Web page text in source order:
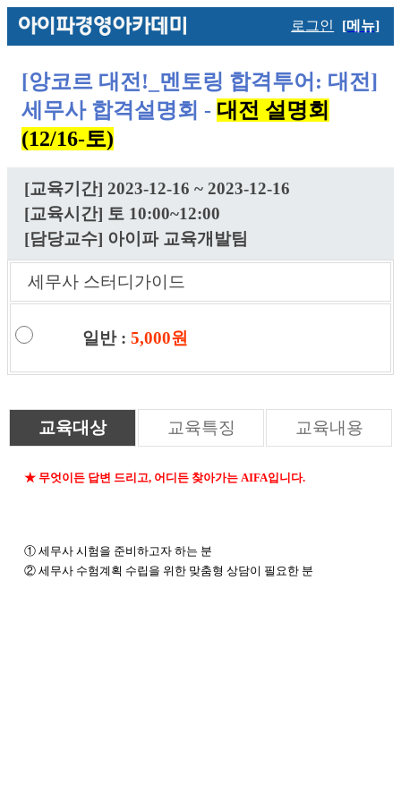
로그인 [메뉴]
[앙코르 대전! _멘토링 합격투어: 대전]
세무사 합격설명회 - 대전 설명회
(12/16-토)
[교육기간] 2023-12-16 ~ 2023-12-16
[교육시간] 토 10:00~12:00
[담당교수] 아이파 교육개발팀
세무사 스터디가이드
일반 : 5,000원
교육대상 교육특징 교육내용
★ 무엇이든 답변 드리고, 어디든 찾아가는 AIFA입니다.
① 세무사 시험을 준비하고자 하는 분
② 세무사 수험계획 수립을 위한 맞춤형 상담이 필요한 분